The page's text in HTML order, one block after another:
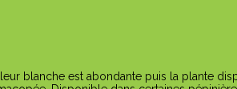
blanche est abondante puis la plante